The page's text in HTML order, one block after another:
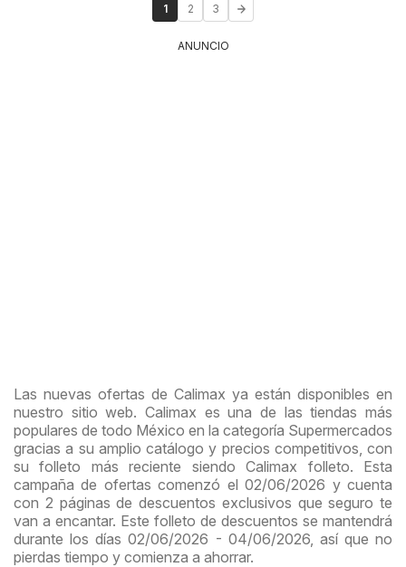
1 2 3
ANUNCIO
Las nuevas ofertas de Calimax ya están disponibles en
nuestro sitio web. Calimax es una de las tiendas más
populares de todo México en la categoría Supermercados
gracias a su amplio catálogo y precios competitivos, con
su folleto más reciente siendo Calimax folleto. Esta
campaña de ofertas comenzó el 02/06/2026 y cuenta
con 2 páginas de descuentos exclusivos que seguro te
van a encantar. Este folleto de descuentos se mantendrá
durante los días 02/06/2026 - 04/06/2026, así que no
pierdas tiempo y comienza a ahorrar.